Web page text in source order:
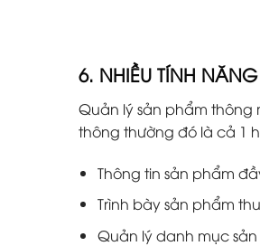
6. NHIỀU TÍNH
Quản lý sản phẩm thông
thông thường đó là cả 1
Thông tin sản phẩm
Trình bày sản phẩm
Quản lý danh mục